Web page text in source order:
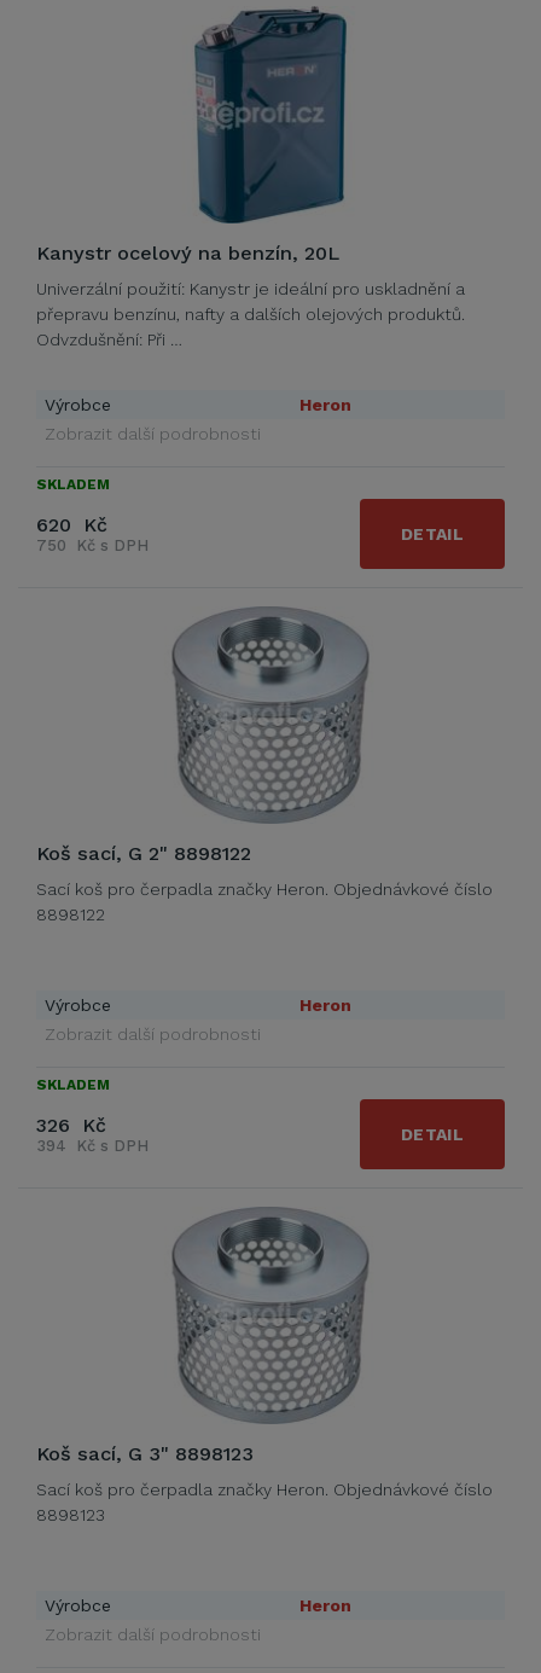
Kanystr ocelový na benzín, 20L
Univerzální použití: Kanystr je ideální pro uskladnění a
přepravu benzínu, nafty a dalších olejových produktů.
Odvzdušnění: Při …
Výrobce
Heron
Zobrazit další podrobnosti
SKLADEM
620 Kč
750 Kč s DPH
DETAIL
Koš sací, G 2" 8898122
Sací koš pro čerpadla značky Heron. Objednávkové číslo
8898122
Výrobce
Heron
Zobrazit další podrobnosti
SKLADEM
326 Kč
394 Kč s DPH
DETAIL
Koš sací, G 3" 8898123
Sací koš pro čerpadla značky Heron. Objednávkové číslo
8898123
Výrobce
Heron
Zobrazit další podrobnosti